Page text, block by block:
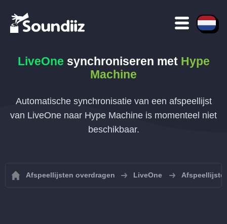
LiveOne synchroniseren met Hype
Machine
Automatische synchronisatie van een afspeellijst
van LiveOne naar Hype Machine is momenteel niet
beschikbaar.
Afspeellijsten overdragen LiveOne